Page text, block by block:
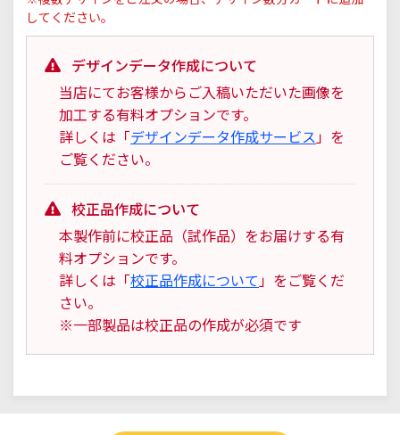
してください。
デザインデータ作成について
当店にてお客様からご入稿いただいた画像を
加工する有料オプションです。
詳しくは「デザインデータ作成サービス」を
ご覧ください。
校正品作成について
本製作前に校正品（試作品）をお届けする有
料オプションです。
詳しくは「校正品作成について」をご覧くだ
さい。
※一部製品は校正品の作成が必須です